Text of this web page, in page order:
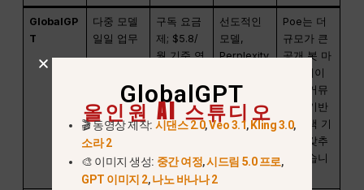
GlobalGP
T
다중 모델
일일 업무
구독 요금
제; $5.8/
월 기준 연
시
선도적인
모델,
Perplexity
그리고 간
편한 구독
통합을 위
업 공간.
Poe는 더
규모가 큰
공개 봇 마
켓플레이
스와 커뮤
니티 기반
봇 검색 기
능을 갖추
고 있습니
GlobalGPT
올인원 AI 스튜디오
🎬 동영상 제작: 시댄스 2.0,Veo 3.1, Kling 3.0,
소라 2
🎨 이미지 생성: 중간 여정,시드림 5.0 프로,
GPT 이미지 2,나노 바나나 2